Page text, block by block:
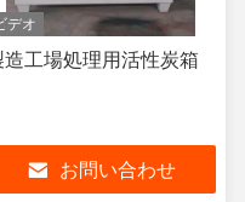
デオ
造工場処理用活性炭箱
お問い合わせ